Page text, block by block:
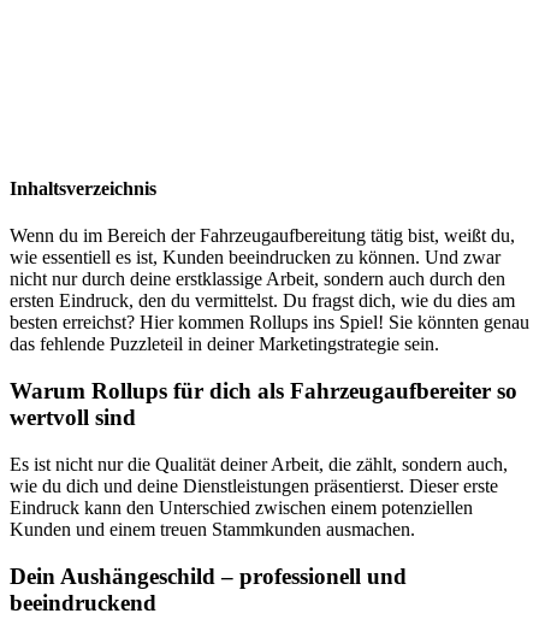
Inhaltsverzeichnis
Wenn du im Bereich der Fahrzeugaufbereitung tätig bist, weißt du,
wie essentiell es ist, Kunden beeindrucken zu können. Und zwar
nicht nur durch deine erstklassige Arbeit, sondern auch durch den
ersten Eindruck, den du vermittelst. Du fragst dich, wie du dies am
besten erreichst? Hier kommen Rollups ins Spiel! Sie könnten genau
das fehlende Puzzleteil in deiner Marketingstrategie sein.
Warum Rollups für dich als Fahrzeugaufbereiter so
wertvoll sind
Es ist nicht nur die Qualität deiner Arbeit, die zählt, sondern auch,
wie du dich und deine Dienstleistungen präsentierst. Dieser erste
Eindruck kann den Unterschied zwischen einem potenziellen
Kunden und einem treuen Stammkunden ausmachen.
Dein Aushängeschild – professionell und
beeindruckend